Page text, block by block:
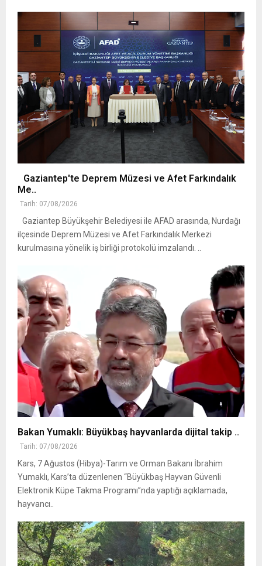
Gaziantep'te Deprem Müzesi ve Afet Farkındalık
Me..
Tarih: 07/08/2026
Gaziantep Büyükşehir Belediyesi ile AFAD arasında, Nurdağı
ilçesinde Deprem Müzesi ve Afet Farkındalık Merkezi
kurulmasına yönelik iş birliği protokolü imzalandı. ..
Bakan Yumaklı: Büyükbaş hayvanlarda dijital takip ..
Tarih: 07/08/2026
Kars, 7 Ağustos (Hibya)-Tarım ve Orman Bakanı İbrahim
Yumaklı, Kars’ta düzenlenen “Büyükbaş Hayvan Güvenli
Elektronik Küpe Takma Programı”nda yaptığı açıklamada,
hayvancı..